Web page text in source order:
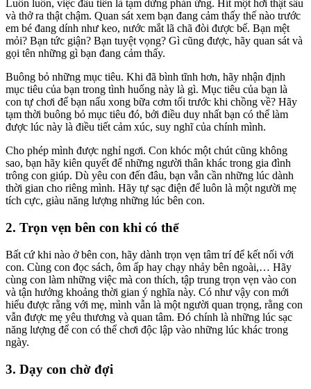
Luôn luôn, việc đầu tiên là tạm dừng phản ứng. Hít một hơi thật sâu
và thở ra thật chậm. Quan sát xem bạn đang cảm thấy thế nào trước
em bé đang dính như keo, nước mắt lã chã đòi được bế. Bạn mệt
mỏi? Bạn tức giận? Bạn tuyệt vọng? Gì cũng được, hãy quan sát và
gọi tên những gì bạn đang cảm thấy.
Buông bỏ những mục tiêu. Khi đã bình tĩnh hơn, hãy nhận định
mục tiêu của bạn trong tình huống này là gì. Mục tiêu của bạn là
con tự chơi để bạn nấu xong bữa cơm tối trước khi chồng về? Hãy
tạm thời buông bỏ mục tiêu đó, bởi điều duy nhất bạn có thể làm
được lúc này là điều tiết cảm xúc, suy nghĩ của chính mình.
Cho phép mình được nghỉ ngơi. Con khóc một chút cũng không
sao, bạn hãy kiên quyết để những người thân khác trong gia đình
trông con giúp. Dù yêu con đến đâu, bạn vẫn cần những lúc dành
thời gian cho riêng mình. Hãy tự sạc điện để luôn là một người mẹ
tích cực, giàu năng lượng những lúc bên con.
2. Trọn vẹn bên con khi có thể
Bất cứ khi nào ở bên con, hãy dành trọn vẹn tâm trí để kết nối với
con. Cùng con đọc sách, ôm ấp hay chạy nhảy bên ngoài,… Hãy
cùng con làm những việc mà con thích, tập trung trọn vẹn vào con
và tận hưởng khoảng thời gian ý nghĩa này. Có như vậy con mới
hiểu được rằng với mẹ, mình vẫn là một người quan trọng, rằng con
vẫn được mẹ yêu thương và quan tâm. Đó chính là những lúc sạc
năng lượng để con có thể chơi độc lập vào những lúc khác trong
ngày.
3. Dạy con chờ đợi